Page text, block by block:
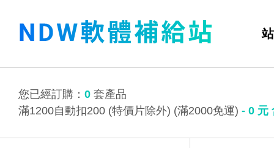
您已經訂購： 0 套產品
滿1200自動扣200 (特價片除外) (滿2000免運) - 0 元